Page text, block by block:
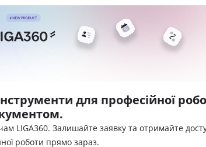
для професійної
LIGA360. Залишайте заявку та отримайте
роботи прямо зараз.